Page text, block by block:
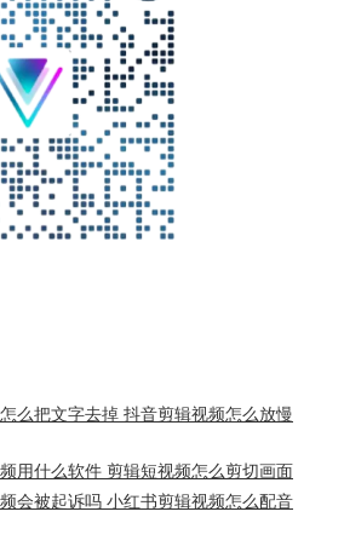
么把文字去掉 抖音剪辑视频怎么放慢
用什么软件 剪辑短视频怎么剪切画面
会被起诉吗 小红书剪辑视频怎么配音